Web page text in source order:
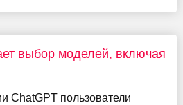
выбор моделей, включая
ChatGPT пользователи